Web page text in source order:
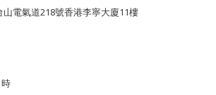
山電氣道218號香港李寧大廈11樓